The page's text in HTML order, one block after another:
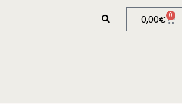
0,00€ 0